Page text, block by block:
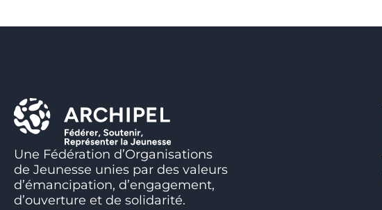
Une Fédération d’Organisations
de Jeunesse unies par des valeurs
d’émancipation, d’engagement,
d’ouverture et de solidarité.